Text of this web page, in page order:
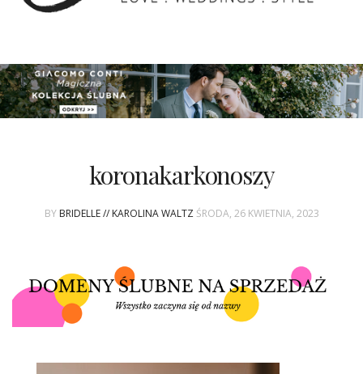
ADVERTISING
ZGŁOSZENIA
KSIĄŻKI BRIDELLE
POLECANE FIRMY
koronakarkonoszy
BY BRIDELLE // KAROLINA WALTZ ŚRODA, 26 KWIETNIA, 2023